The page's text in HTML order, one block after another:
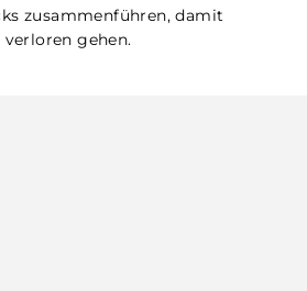
zusammenführen, damit
gehen.